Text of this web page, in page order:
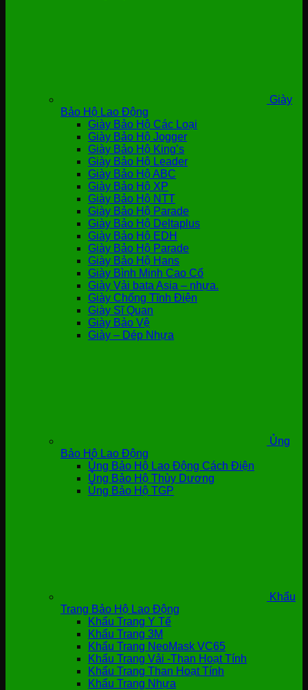
Giày
Bảo Hộ Lao Động
Giày Bảo Hộ Các Loại
Giày Bảo Hộ Jogger
Giày Bảo Hộ King’s
Giày Bảo Hộ Leader
Giày Bảo Hộ ABC
Giày Bảo Hộ XP
Giày Bảo Hộ NTT
Giày Bảo Hộ Parade
Giày Bảo Hộ Deltaplus
Giày Bảo Hộ EDH
Giày Bảo Hộ Parade
Giày Bảo Hộ Hans
Giày Bình Minh Cao Cổ
Giày Vải bata Asia – nhựa.
Giày Chống Tĩnh Điện
Giày Sĩ Quan
Giày Bảo Vệ
Giày – Dép Nhựa
Ủng
Bảo Hộ Lao Động
Ủng Bảo Hộ Lao Động Cách Điện
Ủng Bảo Hộ Thùy Dương
Ủng Bảo Hộ TGP
Khẩu
Trang Bảo Hộ Lao Động
Khẩu Trang Y Tế
Khẩu Trang 3M
Khẩu Trang NeoMask VC65
Khẩu Trang Vải -Than Hoạt Tính
Khẩu Trang Than Hoạt Tính
Khẩu Trang Nhựa